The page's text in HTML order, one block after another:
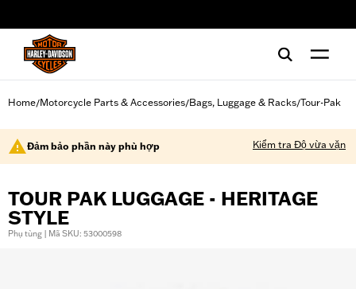
Home/Motorcycle Parts & Accessories/Bags, Luggage & Racks/Tour-Pak
Đảm bảo phần này phù hợp Kiểm tra Độ vừa vặn
TOUR PAK LUGGAGE - HERITAGE
STYLE
Phụ tùng | Mã SKU: 53000598